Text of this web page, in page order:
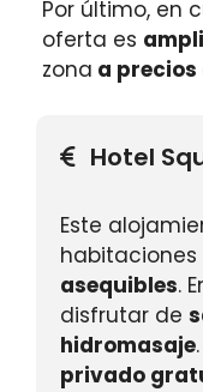
Por último, en
oferta es
zona a
Hotel
Este
asequibles.
disfrutar de
hidromasaje
privado